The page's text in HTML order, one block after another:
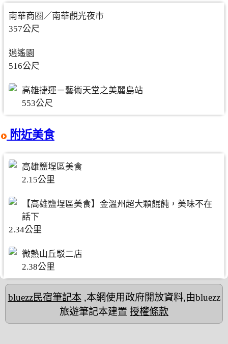
南華商圈／南華觀光夜市
357公尺
逍遙園
516公尺
高雄捷運－藝術天堂之美麗島站
553公尺
附近美食
高雄鹽埕區美食
2.15公里
【高雄鹽埕區美食】金溫州超大顆餛飩，美味不在
話下
2.34公里
微熱山丘駁二店
2.38公里
bluezz民宿筆記本,本網使用政府開放資料,由bluezz
旅遊筆記本建置 授權條款